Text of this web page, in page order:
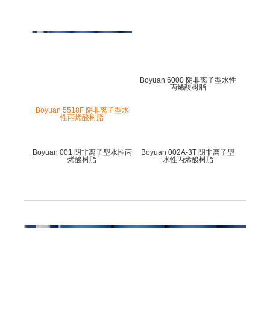
Boyuan 5518F 阴非离子型水
性丙烯酸树脂
Boyuan 6000 阴非离子型水性
丙烯酸树脂
Boyuan 001 阴非离子型水性丙
烯酸树脂
Boyuan 002A-3T 阴非离子型
水性丙烯酸树脂